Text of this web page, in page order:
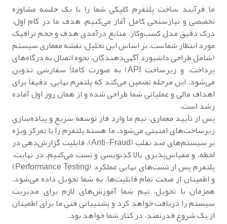
ما فرآیند ساخت پلتفرم کلیکی شما را با یک جلسه مشاوره
تخصصی و نیازسنجی کامل آغاز می‌کنیم. هدف ما در گام اول،
درک دقیق مدل کسب‌وکار، منابع درآمدی هدف و حجم ترافیک
مورد انتظار شماست. بر اساس این تحلیل، نقشه معماری سیستم
(شامل طراحی داشبورد آگهی‌دهندگان، نحوه اتصال به درگاه‌های
پرداخت، و زیرساخت API) به صورت کاملاً سفارشی تدوین
می‌شود. این مرحله تضمین می‌کند که پلتفرم نهایی، دقیقاً برای
اهداف مالی و عملیاتی شما طراحی شده و از همان روز اول آماده
رشد است.
پس از تأیید معماری، تیم ما وارد فاز توسعه سریع و پیاده‌سازی
زیرساخت‌های امنیتی می‌شود. ما هسته پلتفرم را با تمرکز ویژه
بر سیستم‌های ضد تقلب (Anti-Fraud)، قابلیت گزارش‌دهی در
لحظه، و مقیاس‌پذیری بالا کدنویسی و تست می‌کنیم. در نهایت،
پلتفرم پس از تست‌های نهایی عملکرد (Performance Testing)
و اطمینان از صحت تمام قابلیت‌ها، به شما تحویل داده می‌شود.
همزمان با تحویل، تیم شما آموزش‌های لازم برای مدیریت
سیستم را دریافت خواهد کرد و پشتیبانی فنی ما برای اطمینان
از یک شروع قدرتمند، در کنار شما خواهد بود.